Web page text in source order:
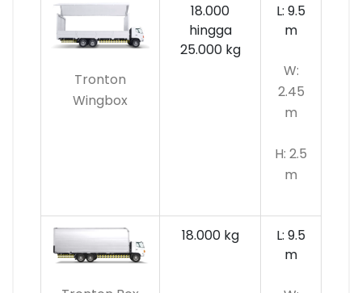
Tronton
Wingbox
18.000
hingga
25.000 kg
L: 9.5
m
W:
2.45
m
H: 2.5
m
18.000 kg
L: 9.5
m